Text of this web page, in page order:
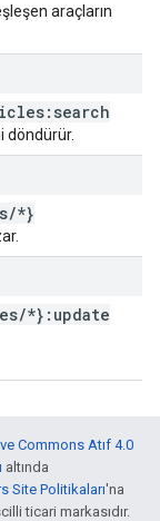
araçların
döndürür.
/*}
/*}:update
Commons Atıf 4.0
altında
Site Politikaları'na
ticari markasıdır.